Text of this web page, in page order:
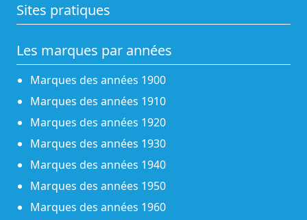
Sites pratiques
Les marques par années
Marques des années 1900
Marques des années 1910
Marques des années 1920
Marques des années 1930
Marques des années 1940
Marques des années 1950
Marques des années 1960